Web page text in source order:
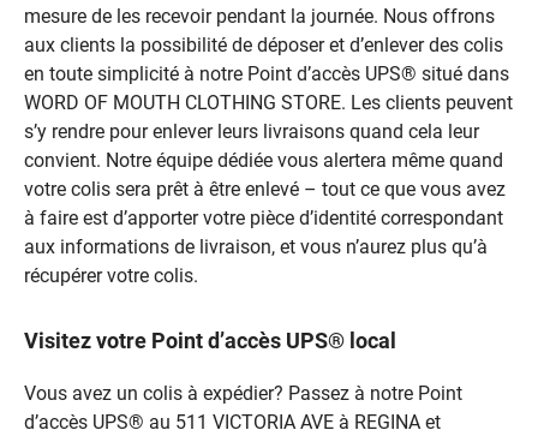
mesure de les recevoir pendant la journée. Nous offrons
aux clients la possibilité de déposer et d’enlever des colis
en toute simplicité à notre Point d’accès UPS® situé dans
WORD OF MOUTH CLOTHING STORE. Les clients peuvent
s’y rendre pour enlever leurs livraisons quand cela leur
convient. Notre équipe dédiée vous alertera même quand
votre colis sera prêt à être enlevé – tout ce que vous avez
à faire est d’apporter votre pièce d’identité correspondant
aux informations de livraison, et vous n’aurez plus qu’à
récupérer votre colis.
Visitez votre Point d’accès UPS® local
Vous avez un colis à expédier? Passez à notre Point
d’accès UPS® au 511 VICTORIA AVE à REGINA et